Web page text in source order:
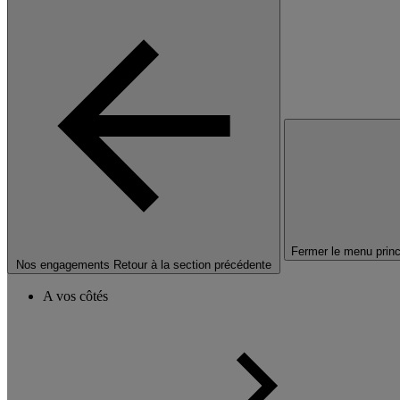
Nos engagements Retour à la section précédente
Fermer le menu
A vos côtés